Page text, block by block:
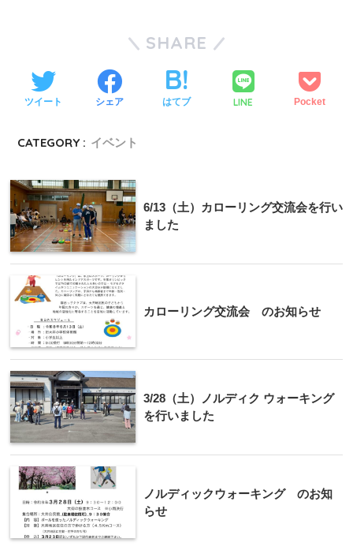
SHARE
ツイート シェア はてブ LINE Pocket
CATEGORY : イベント
6/13（土）カローリング交流会を行い
ました
カローリング交流会 のお知らせ
3/28（土）ノルディク ウォーキング
を行いました
ノルディックウォーキング のお知
らせ